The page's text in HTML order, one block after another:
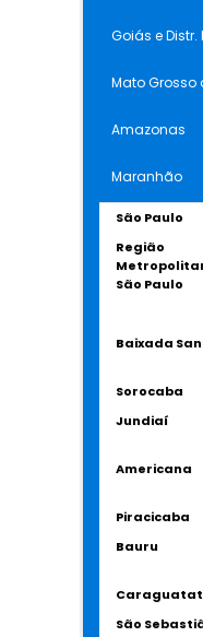
Goiás e Distr.
Mato Grosso
Amazonas
Maranhão
São Paulo
Região
São Paulo
Baixada
Sorocaba
Jundiaí
Americana
Piracicaba
Bauru
São